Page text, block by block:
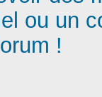
ou un
!